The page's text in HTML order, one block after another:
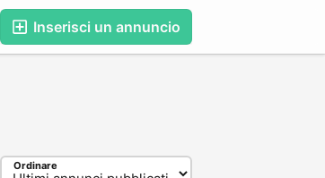
Inserisci un annuncio
Ordinare